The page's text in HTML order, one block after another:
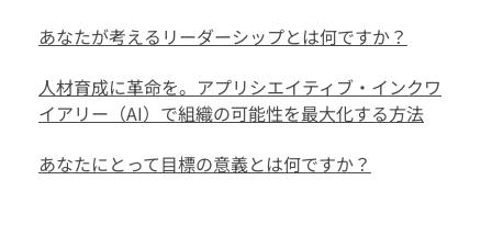
あなたが考えるリーダーシップとは何ですか？
人材育成に革命を。アプリシエイティブ・インクワ
イアリー（AI）で組織の可能性を最大化する方法
あなたにとって目標の意義とは何ですか？